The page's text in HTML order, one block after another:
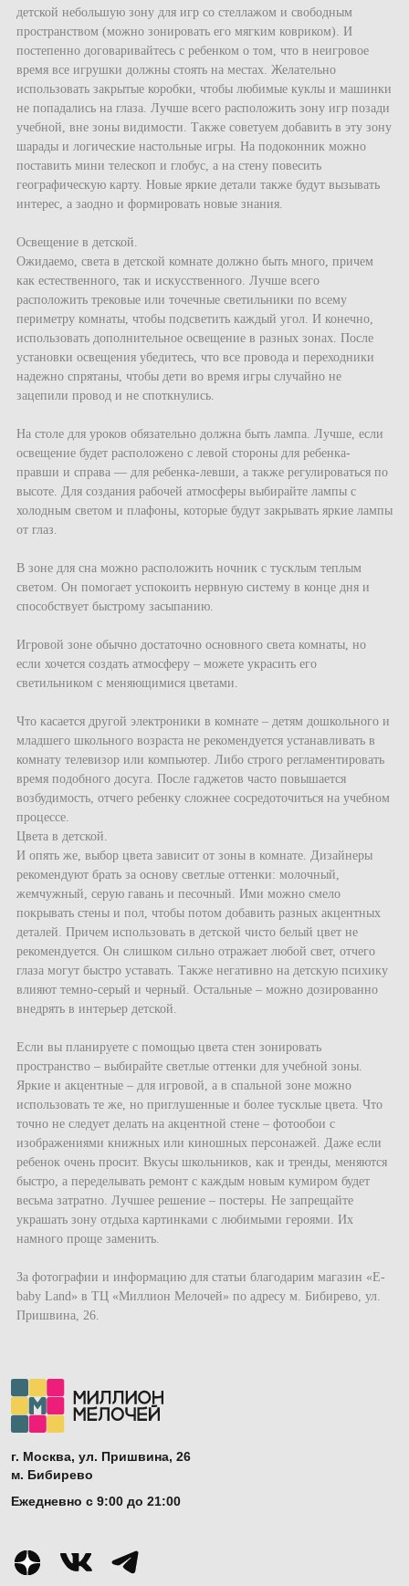
детской небольшую зону для игр со стеллажом и свободным
пространством (можно зонировать его мягким ковриком). И
постепенно договаривайтесь с ребенком о том, что в неигровое
время все игрушки должны стоять на местах. Желательно
использовать закрытые коробки, чтобы любимые куклы и машинки
не попадались на глаза. Лучше всего расположить зону игр позади
учебной, вне зоны видимости. Также советуем добавить в эту зону
шарады и логические настольные игры. На подоконник можно
поставить мини телескоп и глобус, а на стену повесить
географическую карту. Новые яркие детали также будут вызывать
интерес, а заодно и формировать новые знания.
Освещение в детской.
Ожидаемо, света в детской комнате должно быть много, причем
как естественного, так и искусственного. Лучше всего
расположить трековые или точечные светильники по всему
периметру комнаты, чтобы подсветить каждый угол. И конечно,
использовать дополнительное освещение в разных зонах. После
установки освещения убедитесь, что все провода и переходники
надежно спрятаны, чтобы дети во время игры случайно не
зацепили провод и не споткнулись.
На столе для уроков обязательно должна быть лампа. Лучше, если
освещение будет расположено с левой стороны для ребенка-
правши и справа — для ребенка-левши, а также регулироваться по
высоте. Для создания рабочей атмосферы выбирайте лампы с
холодным светом и плафоны, которые будут закрывать яркие лампы
от глаз.
В зоне для сна можно расположить ночник с тусклым теплым
светом. Он помогает успокоить нервную систему в конце дня и
способствует быстрому засыпанию.
Игровой зоне обычно достаточно основного света комнаты, но
если хочется создать атмосферу – можете украсить его
светильником с меняющимися цветами.
Что касается другой электроники в комнате – детям дошкольного и
младшего школьного возраста не рекомендуется устанавливать в
комнату телевизор или компьютер. Либо строго регламентировать
время подобного досуга. После гаджетов часто повышается
возбудимость, отчего ребенку сложнее сосредоточиться на учебном
процессе.
Цвета в детской.
И опять же, выбор цвета зависит от зоны в комнате. Дизайнеры
рекомендуют брать за основу светлые оттенки: молочный,
жемчужный, серую гавань и песочный. Ими можно смело
покрывать стены и пол, чтобы потом добавить разных акцентных
деталей. Причем использовать в детской чисто белый цвет не
рекомендуется. Он слишком сильно отражает любой свет, отчего
глаза могут быстро уставать. Также негативно на детскую психику
влияют темно-серый и черный. Остальные – можно дозированно
внедрять в интерьер детской.
Если вы планируете с помощью цвета стен зонировать
пространство – выбирайте светлые оттенки для учебной зоны.
Яркие и акцентные – для игровой, а в спальной зоне можно
использовать те же, но приглушенные и более тусклые цвета. Что
точно не следует делать на акцентной стене – фотообои с
изображениями книжных или киношных персонажей. Даже если
ребенок очень просит. Вкусы школьников, как и тренды, меняются
быстро, а переделывать ремонт с каждым новым кумиром будет
весьма затратно. Лучшее решение – постеры. Не запрещайте
украшать зону отдыха картинками с любимыми героями. Их
намного проще заменить.
За фотографии и информацию для статьи благодарим магазин «E-
baby Land» в ТЦ «Миллион Мелочей» по адресу м. Бибирево, ул.
Пришвина, 26.
г. Москва, ул. Пришвина, 26
м. Бибирево
Ежедневно с 9:00 до 21:00